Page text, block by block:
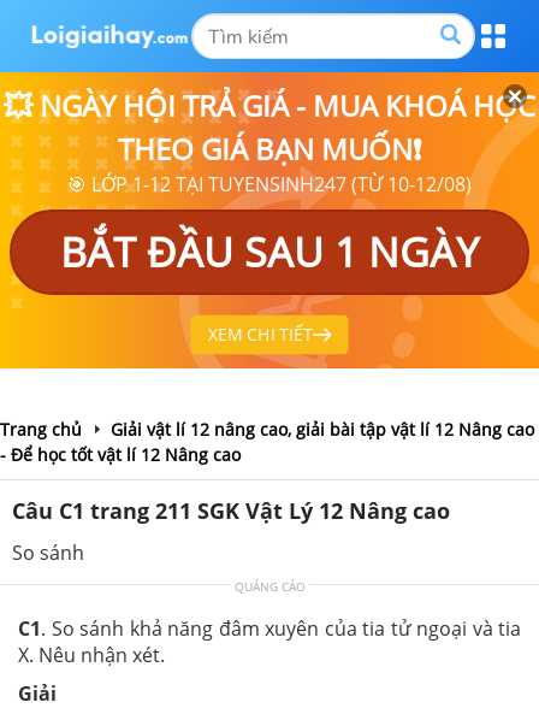
💥 NGÀY HỘI TRẢ GIÁ - MUA KHOÁ HỌC
THEO GIÁ BẠN MUỐN❗
🎯 LỚP 1-12 TẠI TUYENSINH247 (TỪ 10-12/08)
BẮT ĐẦU SAU 1 NGÀY
XEM CHI TIẾT
Trang chủ
Giải vật lí 12 nâng cao, giải bài tập vật lí 12 Nâng cao
- Để học tốt vật lí 12 Nâng cao
Câu C1 trang 211 SGK Vật Lý 12 Nâng cao
So sánh
QUẢNG CÁO
C1. So sánh khả năng đâm xuyên của tia tử ngoại và tia
X. Nêu nhận xét.
Giải